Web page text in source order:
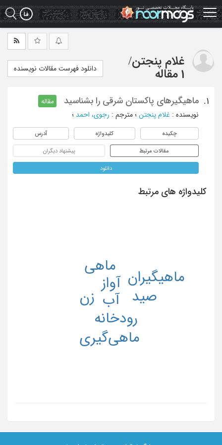
Skip
to
main
غلام پنجتن/
1 مقاله
دانلود فهرست مقالات نویسنده
1. ماهیگیرهای پاکستان شرقی را بشناسید
مقاله
نویسنده : غلام پنجتن ؛ مترجم : رجوی، احمد ؛
چکیده کلیدواژه آدرس
مقالات مرتبط پیشنهاد دیگران
دانلود
کلیدواژه های مرتبط
آب
آواز
رودخانه
زن صید
ماهی
ماهی‌گیری
ماهیگیران